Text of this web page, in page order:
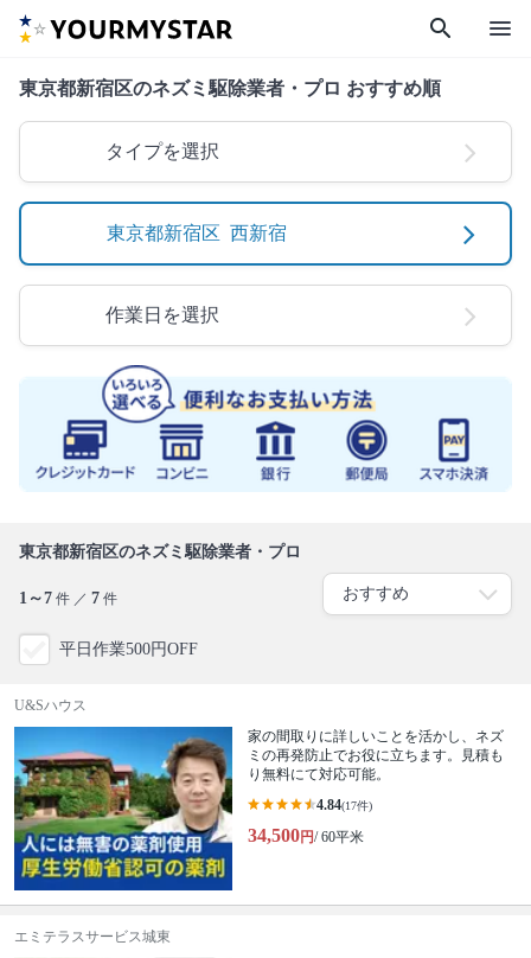
search menu
東京都新宿区のネズミ駆除業者・プロ おすすめ順
タイプを選択
東京都新宿区 西新宿
作業日を選択
東京都新宿区のネズミ駆除業者・プロ
1～7 件 ／ 7 件
平日作業500円OFF
U&Sハウス
家の間取りに詳しいことを活かし、ネズ
ミの再発防止でお役に立ちます。見積も
り無料にて対応可能。
4.84(17件)
34,500円/ 60平米
エミテラスサービス城東